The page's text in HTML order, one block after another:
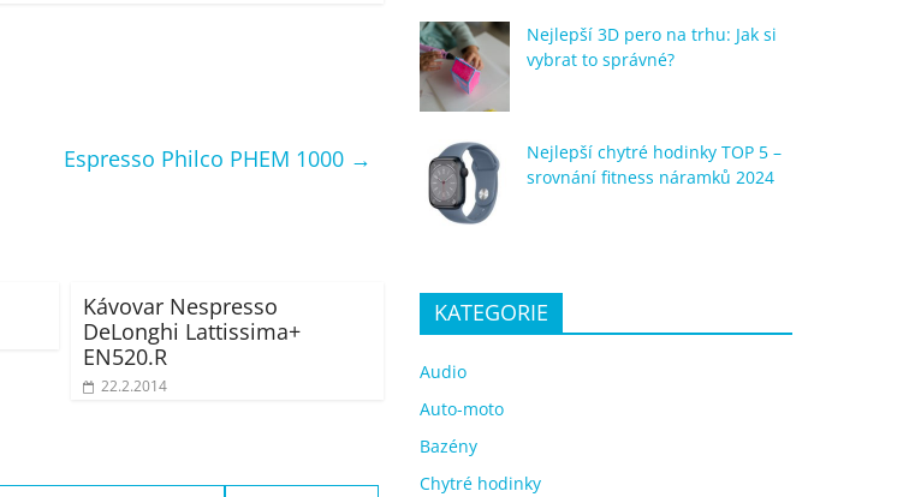
Espresso Philco PHEM 1000 →
Kávovar Nespresso
DeLonghi Lattissima+
EN520.R
22.2.2014
Nejlepší 3D pero na trhu: Jak si
vybrat to správné?
Nejlepší chytré hodinky TOP 5 –
srovnání fitness náramků 2024
KATEGORIE
Audio
Auto-moto
Bazény
Chytré hodinky